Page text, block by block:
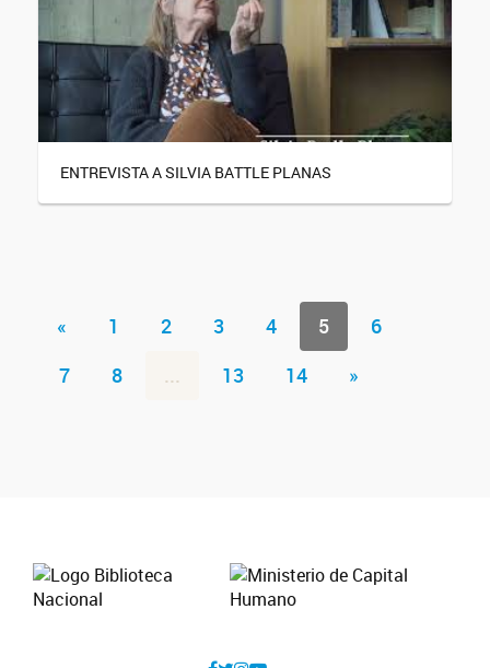
ENTREVISTA A SILVIA BATTLE PLANAS
« 1 2 3 4 5
6
7
8 ... 13 14 »